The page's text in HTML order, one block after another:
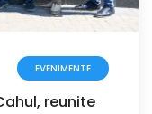
EVENIMENTE
reunite